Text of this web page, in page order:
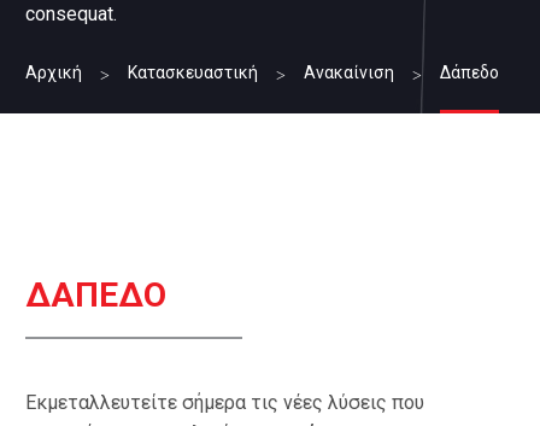
consequat.
Αρχική Κατασκευαστική Ανακαίνιση Δάπεδο
ΔΑΠΕΔΟ
Εκμεταλλευτείτε σήμερα τις νέες λύσεις που